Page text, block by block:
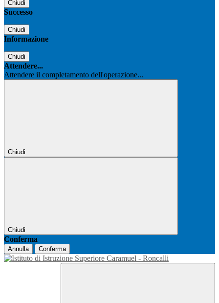
Chiudi
Successo
Chiudi
Informazione
Chiudi
Attendere...
Attendere il completamento dell'operazione...
Chiudi
Chiudi
Conferma
Annulla Conferma